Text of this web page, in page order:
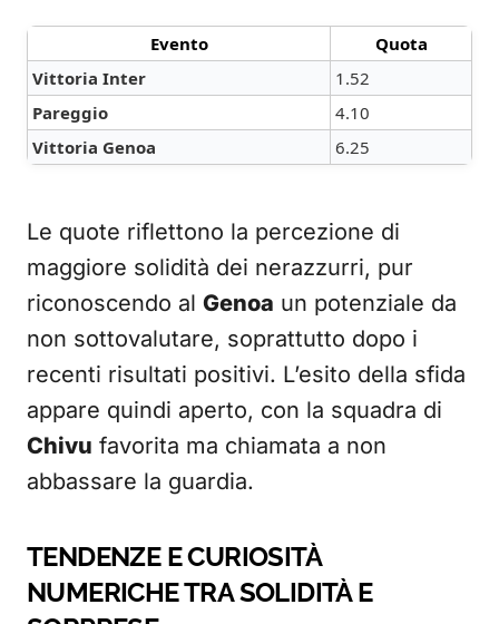
Evento
Quota
Vittoria Inter
1.52
Pareggio
4.10
Vittoria Genoa
6.25
Le quote riflettono la percezione di
maggiore solidità dei nerazzurri, pur
riconoscendo al Genoa un potenziale da
non sottovalutare, soprattutto dopo i
recenti risultati positivi. L’esito della sfida
appare quindi aperto, con la squadra di
Chivu favorita ma chiamata a non
abbassare la guardia.
TENDENZE E CURIOSITÀ
NUMERICHE TRA SOLIDITÀ E